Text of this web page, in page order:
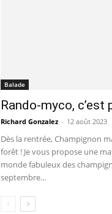
Balade
Rando-myco, c’est
Richard Gonzalez - 12 août 2023
Dès la rentrée, Champignon
forêt ! Je vous propose une
monde fabuleux des
septembre...